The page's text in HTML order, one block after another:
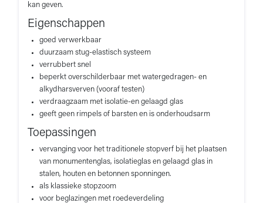
kan geven.
Eigenschappen
goed verwerkbaar
duurzaam stug-elastisch systeem
verrubbert snel
beperkt overschilderbaar met watergedragen- en
alkydharsverven (vooraf testen)
verdraagzaam met isolatie-en gelaagd glas
geeft geen rimpels of barsten en is onderhoudsarm
Toepassingen
vervanging voor het traditionele stopverf bij het plaatsen
van monumentenglas, isolatieglas en gelaagd glas in
stalen, houten en betonnen sponningen.
als klassieke stopzoom
voor beglazingen met roedeverdeling